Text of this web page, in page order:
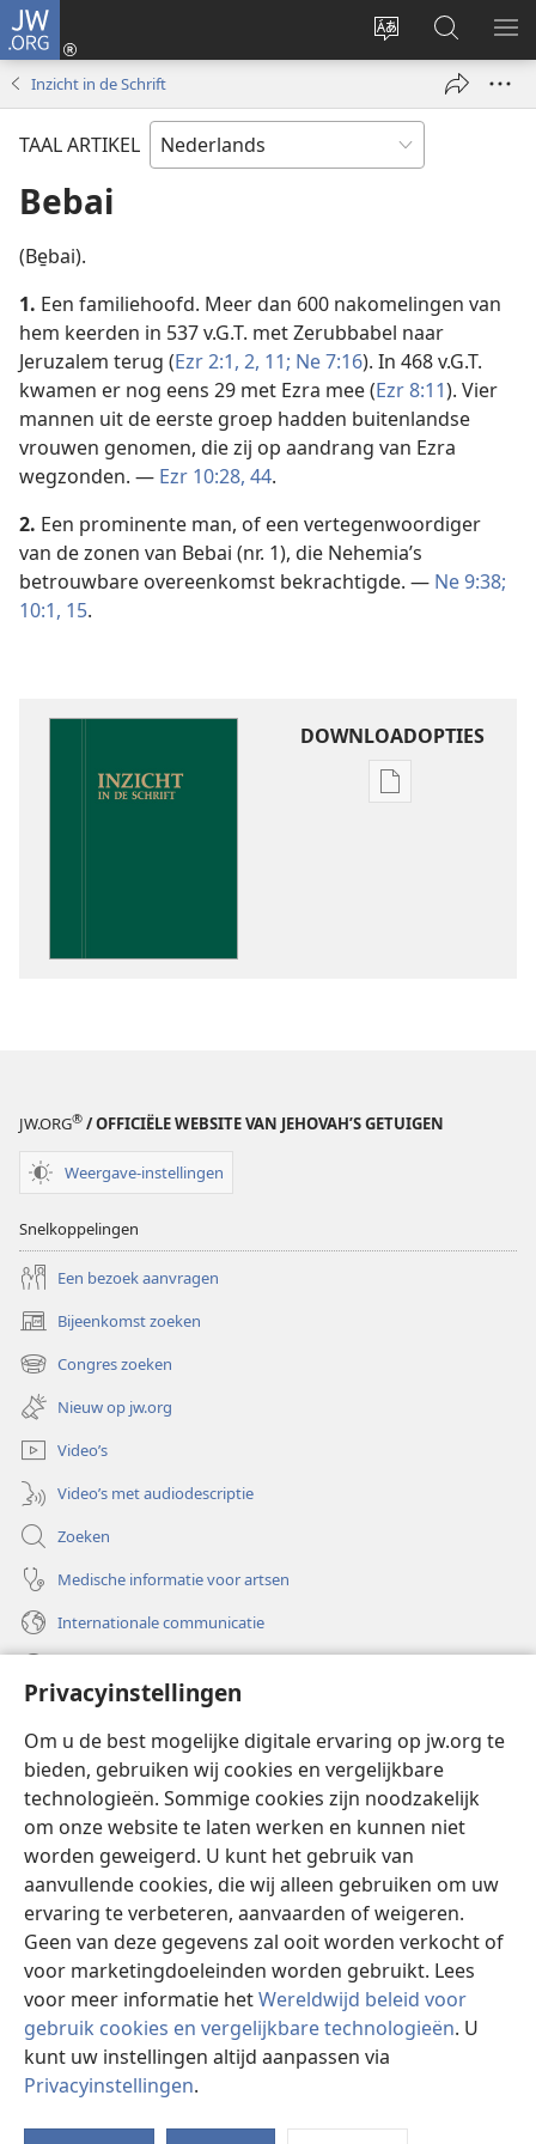
Privacyinstellingen
Om u de best mogelijke digitale ervaring op jw.org te
bieden, gebruiken wij cookies en vergelijkbare
technologieën. Sommige cookies zijn noodzakelijk
om onze website te laten werken en kunnen niet
worden geweigerd. U kunt het gebruik van
aanvullende cookies, die wij alleen gebruiken om uw
ervaring te verbeteren, aanvaarden of weigeren.
Geen van deze gegevens zal ooit worden verkocht of
voor marketingdoeleinden worden gebruikt. Lees
voor meer informatie hetWereldwijd beleid voor
gebruik cookies en vergelijkbare technologieën. U
kunt uw instellingen altijd aanpassen via
Privacyinstellingen.
JW.ORG
Taal
wijzigen
Inloggen
(opent
Zoeken
op
JW.ORG
Inzicht in de Schrift
TAAL ARTIKEL
Bebai
(Be̱bai).
1. Een familiehoofd. Meer dan 600 nakomelingen van
hem keerden in 537 v.G.T. met Zerubbabel naar
Jeruzalem terug (Ezr 2:1, 2, 11; Ne 7:16). In 468 v.G.T.
kwamen er nog eens 29 met Ezra mee (Ezr 8:11). Vier
mannen uit de eerste groep hadden buitenlandse
vrouwen genomen, die zij op aandrang van Ezra
wegzonden. — Ezr 10:28, 44.
2. Een prominente man, of een vertegenwoordiger
van de zonen van Bebai (nr. 1), die Nehemia’s
betrouwbare overeenkomst bekrachtigde. — Ne 9:38;
10:1, 15.
DOWNLOADOPTIES
JW.ORG® / OFFICIËLE WEBSITE VAN JEHOVAH’S GETUIGEN
Weergave-instellingen
Snelkoppelingen
Een bezoek aanvragen
Bijeenkomst zoeken
(opent
nieuw
venster)
Congres zoeken
(opent
nieuw
venster)
Nieuw op jw.org
Video’s
Video’s met audiodescriptie
Zoeken
Medische informatie voor artsen
Internationale communicatie
(opent
nieuw
venster)Watchtower ONLINE LIBRARY™
(opent
nieuw
venster)JW Hub ®
(opent
nieuw
venster)
®
Watchtower Library
Copyright © 2026 Watch Tower Bible and Tract Society of Pennsylvania.
GEBRUIKSVOORWAARDEN